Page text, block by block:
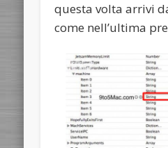
questa volta arrivi
come nell’ultima